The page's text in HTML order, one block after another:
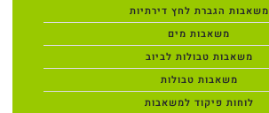
משאבות הגברת לחץ דירתיות
משאבות מים
משאבות טבולות לביוב
משאבות טבולות
לוחות פיקוד למשאבות